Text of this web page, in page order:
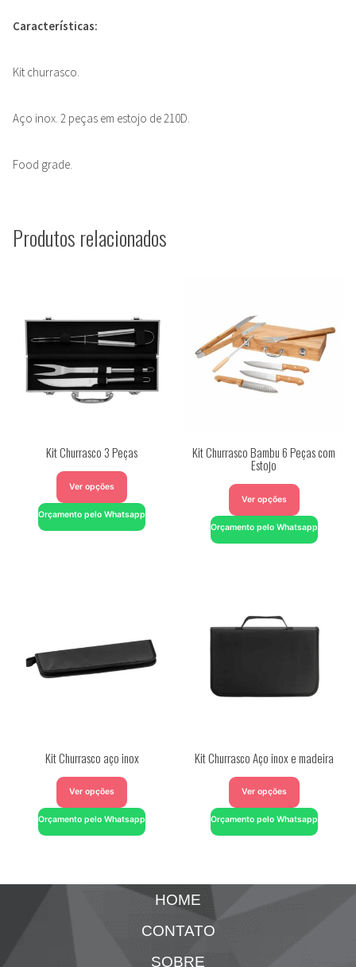
Características:
Kit churrasco.
Aço inox. 2 peças em estojo de 210D.
Food grade.
Produtos relacionados
Kit Churrasco 3 Peças
Ver opções
Orçamento pelo Whatsapp
Kit Churrasco Bambu 6 Peças com
Estojo
Ver opções
Orçamento pelo Whatsapp
Kit Churrasco aço inox
Ver opções
Orçamento pelo Whatsapp
Kit Churrasco Aço inox e madeira
Ver opções
Orçamento pelo Whatsapp
HOME
CONTATO
SOBRE